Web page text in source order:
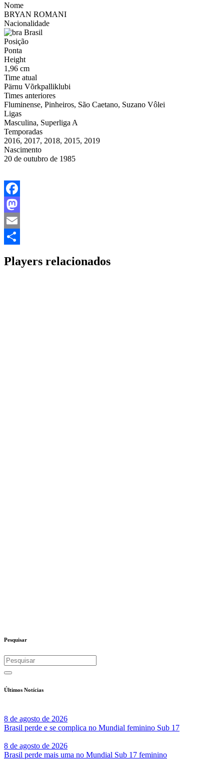
Nome
BRYAN ROMANI
Nacionalidade
Brasil
Posição
Ponta
Height
1,96 cm
Time atual
Pärnu Võrkpalliklubi
Times anteriores
Fluminense, Pinheiros, São Caetano, Suzano Vôlei
Ligas
Masculina, Superliga A
Temporadas
2016, 2017, 2018, 2015, 2019
Nascimento
20 de outubro de 1985
Facebook
Mastodon
Email
Players relacionados
Pesquisar
Últimos Notícias
8 de agosto de 2026
Brasil perde e se complica no Mundial feminino Sub 17
8 de agosto de 2026
Brasil perde mais uma no Mundial Sub 17 feminino